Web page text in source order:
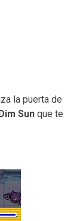
la puerta de
Sun que te